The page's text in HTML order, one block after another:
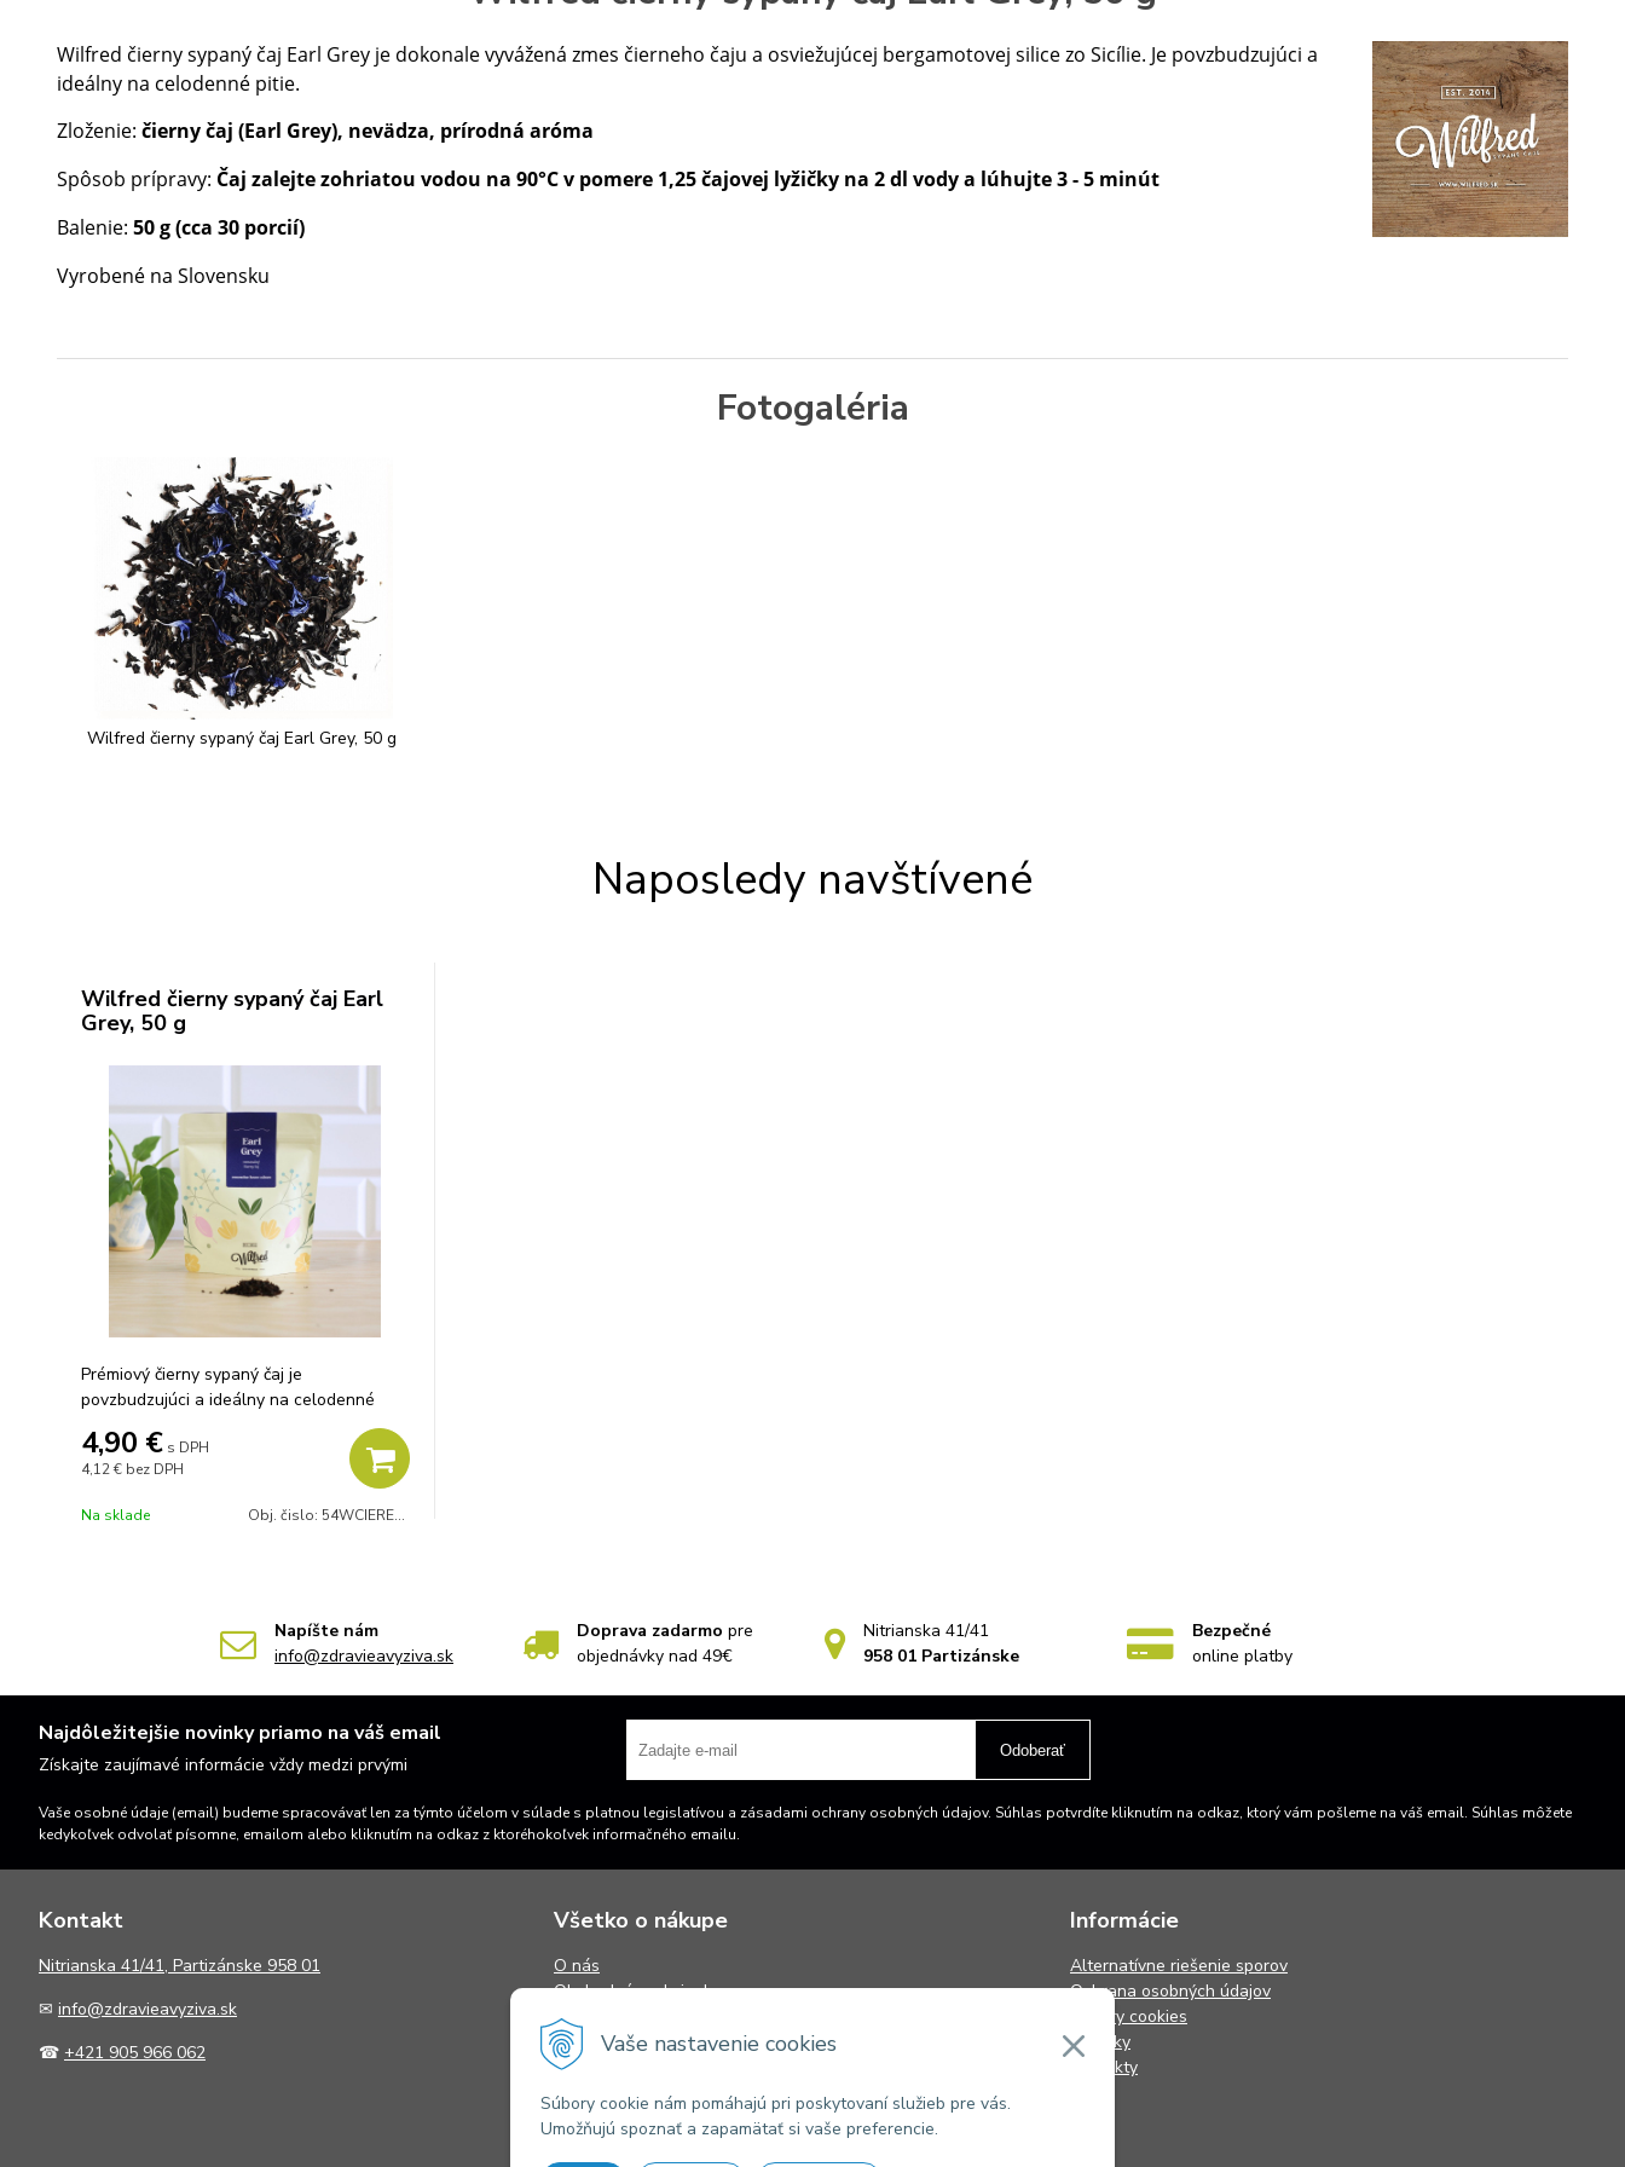
Vaše nastavenie cookies
Súbory cookie nám pomáhajú pri poskytovaní služieb pre vás.
Umožňujú spoznať a zapamätať si vaše preferencie.
Wilfred čierny sypaný čaj Earl Grey je dokonale vyvážená zmes čierneho čaju a osviežujúcej bergamotovej silice zo Sicílie. Je povzbudzujúci a
ideálny na celodenné pitie.
Zloženie: čierny čaj (Earl Grey), nevädza, prírodná aróma
Spôsob prípravy: Čaj zalejte zohriatou vodou na 90°Cv pomere 1,25 čajovej lyžičky na 2 dl vody a lúhujte 3 -5 minút
Balenie: 50 g (cca 30 porcií)
Vyrobené na Slovensku
Fotogaléria
Wilfred čierny sypaný čaj Earl Grey, 50 g
Naposledy navštívené
Wilfred čierny sypaný čaj Earl
Grey, 50 g
Prémiový čierny sypaný čaj je
povzbudzujúci a ideálny na celodenné
4,90 € s DPH
4,12 € bez DPH
Na sklade Obj. čislo: 54WCIEREARL
Napíšte nám
info@zdravieavyziva.sk
Doprava zadarmo pre
objednávky nad 49€
Nitrianska 41/41
958 01 Partizánske
Bezpečné
online platby
Najdôležitejšie novinky priamo na váš email
Získajte zaujímavé informácie vždy medzi prvými
Odoberať
Vaše osobné údaje (email) budeme spracovávať len za týmto účelom v súlade s platnou legislatívou a zásadami ochrany osobných údajov. Súhlas potvrdíte kliknutím na odkaz, ktorý vám pošleme na váš email. Súhlas môžete
kedykoľvek odvolať písomne, emailom alebo kliknutím na odkaz z ktoréhokoľvek informačného emailu.
Kontakt
Nitrianska 41/41, Partizánske 958 01
✉ info@zdravieavyziva.sk
☎ +421 905 966 062
Všetko o nákupe
O nás
Obchodné podmienky
Reklamačný poriadok
Doprava a platba
Osobný odber
Kontaktný formulár
FAQ
Informácie
Alternatívne riešenie sporov
Ochrana osobných údajov
Súbory cookies
Novinky
Kontakty